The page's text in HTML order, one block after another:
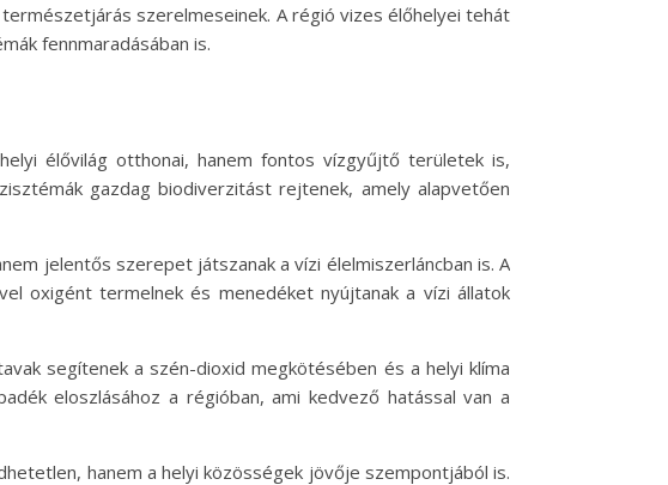
szerelmeseinek. A régió vizes élőhelyei tehát
fennmaradásában is.
élővilág otthonai, hanem fontos vízgyűjtő területek is,
gazdag biodiverzitást rejtenek, amely alapvetően
jelentős szerepet játszanak a vízi élelmiszerláncban is. A
oxigént termelnek és menedéket nyújtanak a vízi állatok
segítenek a szén-dioxid megkötésében és a helyi klíma
eloszlásához a régióban, ami kedvező hatással van a
hanem a helyi közösségek jövője szempontjából is.